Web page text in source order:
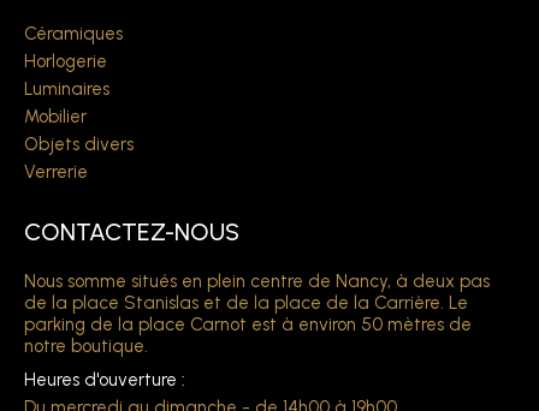
Céramiques
Horlogerie
Luminaires
Mobilier
Objets divers
Verrerie
CONTACTEZ-NOUS
Nous somme situés en plein centre de Nancy, à deux pas
de la place Stanislas et de la place de la Carrière. Le
parking de la place Carnot est à environ 50 mètres de
notre boutique.
Heures d'ouverture :